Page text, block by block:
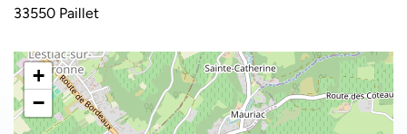
33550 Paillet
+
−